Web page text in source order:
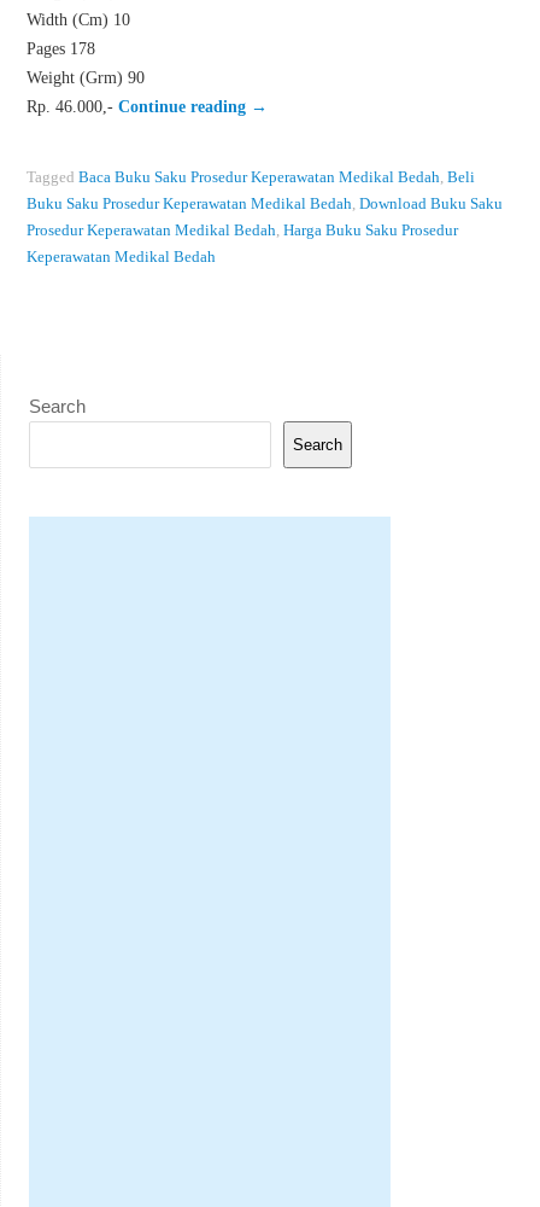
Width (Cm) 10
Pages 178
Weight (Grm) 90
Rp. 46.000,- Continue reading →
Tagged Baca Buku Saku Prosedur Keperawatan Medikal Bedah, Beli
Buku Saku Prosedur Keperawatan Medikal Bedah, Download Buku Saku
Prosedur Keperawatan Medikal Bedah, Harga Buku Saku Prosedur
Keperawatan Medikal Bedah
Search
Search